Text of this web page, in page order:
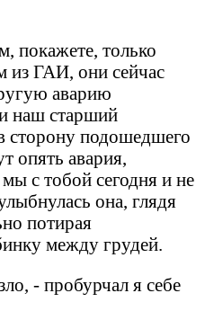
покажете, только
из ГАИ, они сейчас
аварию
наш старший
сторону подошедшего
опять авария,
с тобой сегодня и не
она, глядя
потирая
между грудей.
- пробурчал я себе